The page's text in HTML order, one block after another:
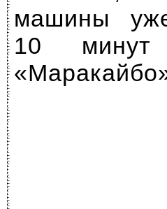
машины
10